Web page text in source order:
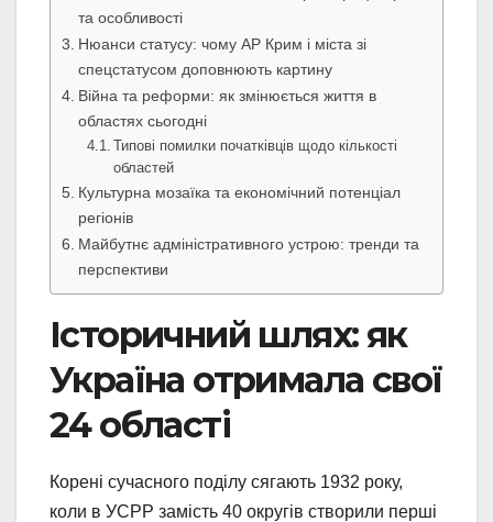
та особливості
Нюанси статусу: чому АР Крим і міста зі
спецстатусом доповнюють картину
Війна та реформи: як змінюється життя в
областях сьогодні
Типові помилки початківців щодо кількості
областей
Культурна мозаїка та економічний потенціал
регіонів
Майбутнє адміністративного устрою: тренди та
перспективи
Історичний шлях: як
Україна отримала свої
24 області
Корені сучасного поділу сягають 1932 року,
коли в УСРР замість 40 округів створили перші